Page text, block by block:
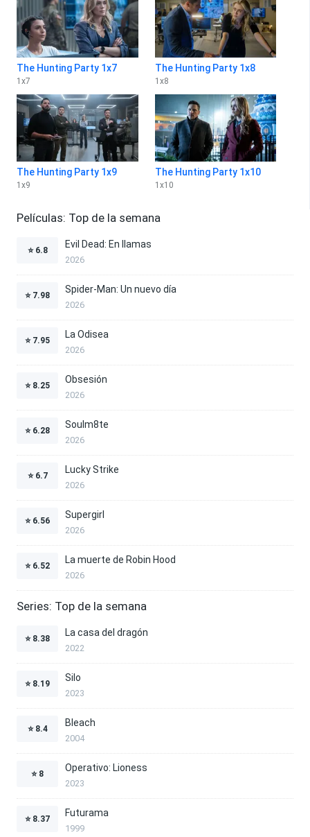
The Hunting Party 1x7
1 x7
The Hunting Party 1x8
1 x8
The Hunting Party 1x9
1 x9
The Hunting Party 1x10
1 x10
Películas: Top de la semana
⭐ 6.8
Evil Dead: En llamas
2026
⭐ 7.98
Spider-Man: Un nuevo día
2026
⭐ 7.95
La Odisea
2026
⭐ 8.25
Obsesión
2026
⭐ 6.28
Soulm8te
2026
⭐ 6.7
Lucky Strike
2026
⭐ 6.56
Supergirl
2026
⭐ 6.52
La muerte de Robin Hood
2026
Series: Top de la semana
⭐ 8.38
La casa del dragón
2022
⭐ 8.19
Silo
2023
⭐ 8.4
Bleach
2004
⭐ 8
Operativo: Lioness
2023
⭐ 8.37
Futurama
1999